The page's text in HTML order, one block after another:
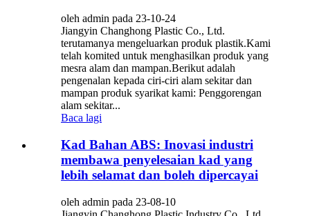
oleh admin pada 23-10-24
Jiangyin Changhong Plastic Co., Ltd.
terutamanya mengeluarkan produk plastik.Kami
telah komited untuk menghasilkan produk yang
mesra alam dan mampan.Berikut adalah
pengenalan kepada ciri-ciri alam sekitar dan
mampan produk syarikat kami: Penggorengan
alam sekitar...
Baca lagi
Kad Bahan ABS: Inovasi industri
membawa penyelesaian kad yang
lebih selamat dan boleh dipercayai
oleh admin pada 23-08-10